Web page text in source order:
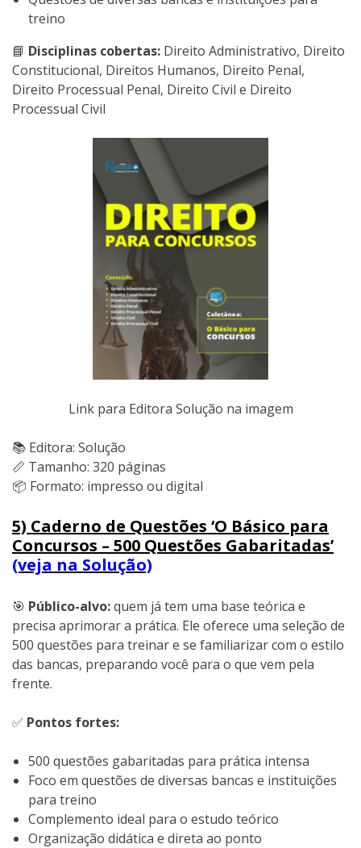
treino
📘 Disciplinas cobertas: Direito Administrativo, Direito
Constitucional, Direitos Humanos, Direito Penal,
Direito Processual Penal, Direito Civil e Direito
Processual Civil
Link para Editora Solução na imagem
📚 Editora: Solução
📏 Tamanho: 320 páginas
📦 Formato: impresso ou digital
5) Caderno de Questões ‘O Básico para
Concursos – 500 Questões Gabaritadas’
(veja na Solução)
🎯 Público-alvo:quem já tem uma base teórica e
precisa aprimorar a prática. Ele oferece uma seleção de
500 questões para treinar e se familiarizar com o estilo
das bancas, preparando você para o que vem pela
frente.
✅ Pontos fortes:
500 questões gabaritadas para prática intensa
Foco em questões de diversas bancas e instituições
para treino
Complemento ideal para o estudo teórico
Organização didática e direta ao ponto